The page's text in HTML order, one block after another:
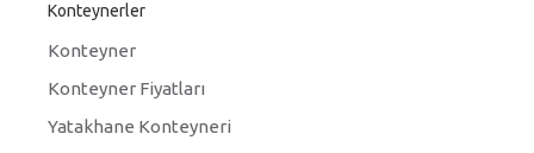
Konteynerler
Konteyner
Konteyner Fiyatları
Yatakhane Konteyneri